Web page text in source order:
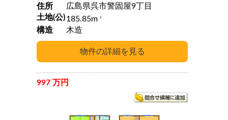
住所
広島県呉市警固屋9丁目
土地(公)185.85m2
構造 木造
997 万円